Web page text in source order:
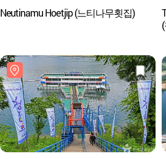
Neutinamu Hoetjip (느티나무횟집)